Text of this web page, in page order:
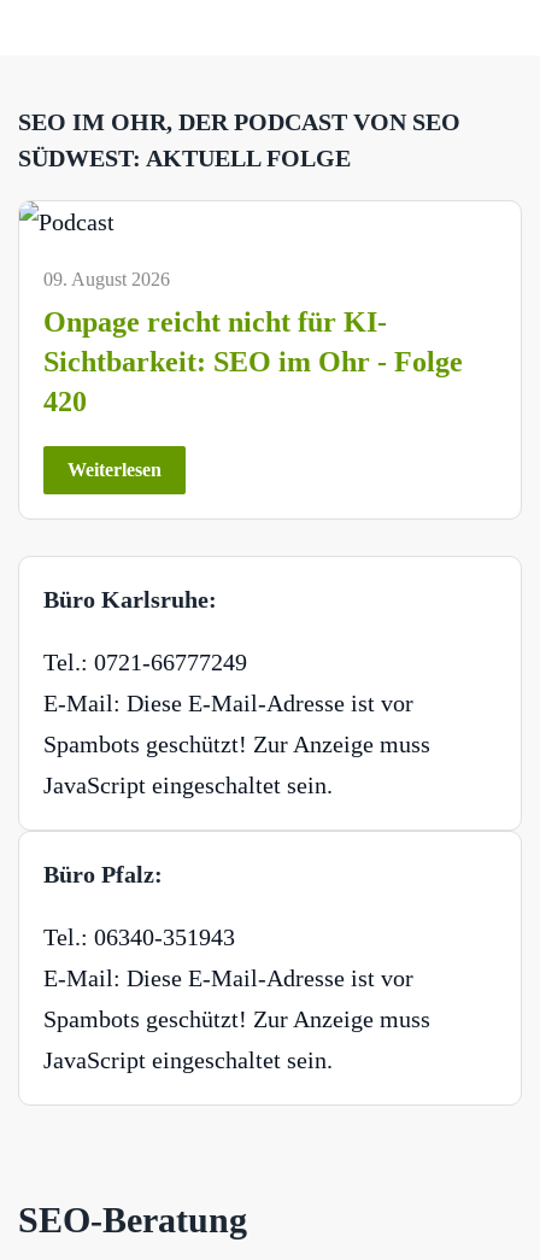
SEO IM OHR, DER PODCAST VON SEO
SÜDWEST: AKTUELL FOLGE
09. August 2026
Onpage reicht nicht für KI-
Sichtbarkeit: SEO im Ohr - Folge
420
Weiterlesen
Büro Karlsruhe:
Tel.: 0721-66777249
E-Mail: Diese E-Mail-Adresse ist vor
Spambots geschützt! Zur Anzeige muss
JavaScript eingeschaltet sein.
Büro Pfalz:
Tel.: 06340-351943
E-Mail: Diese E-Mail-Adresse ist vor
Spambots geschützt! Zur Anzeige muss
JavaScript eingeschaltet sein.
SEO-Beratung